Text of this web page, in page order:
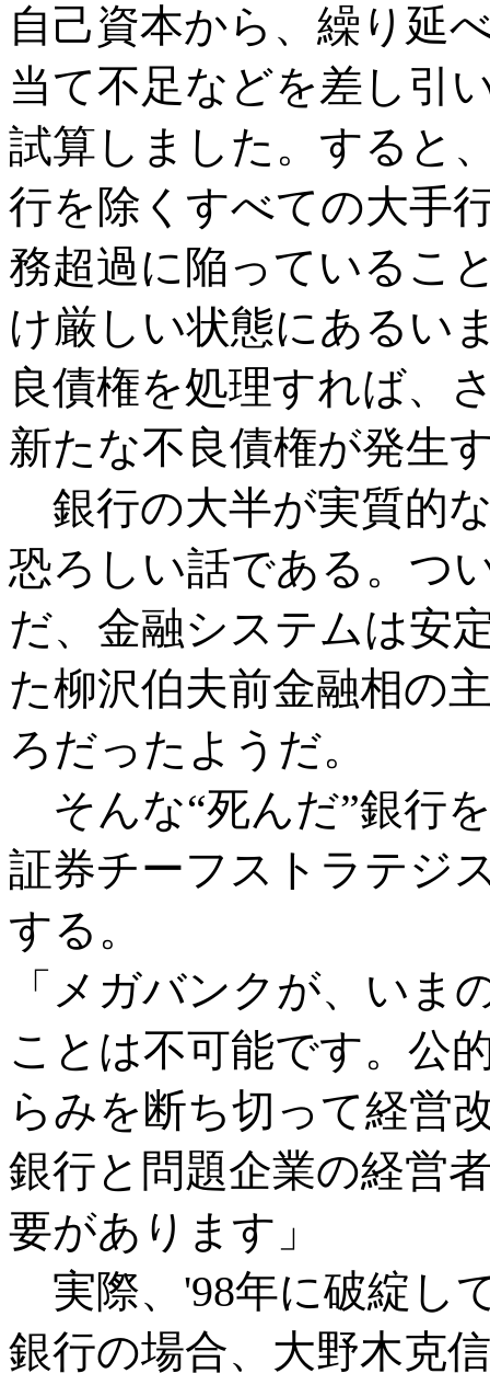
自己資本から、繰り延
当て不足などを差し引
試算しました。すると
行を除くすべての大手
務超過に陥っているこ
け厳しい状態にあるい
良債権を処理すれば、
新たな不良債権が発生
銀行の大半が実質的
恐ろしい話である。つ
だ、金融システムは安
た柳沢伯夫前金融相の
ろだったようだ。
そんな“死んだ”銀行
証券チーフストラテジ
する。
「メガバンクが、いま
ことは不可能です。公
らみを断ち切って経営
銀行と問題企業の経営
要があります」
実際、'98年に破綻し
銀行の場合、大野木克